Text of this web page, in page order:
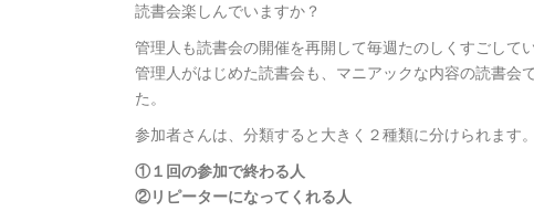
読書会楽しんでいますか？
管理人も読書会の開催を再開して毎週たのしくすごしてい
管理人がはじめた読書会も、マニアックな内容の読書会
た。
参加者さんは、分類すると大きく２種類に分けられます。
①１回の参加で終わる人
②リピーターになってくれる人